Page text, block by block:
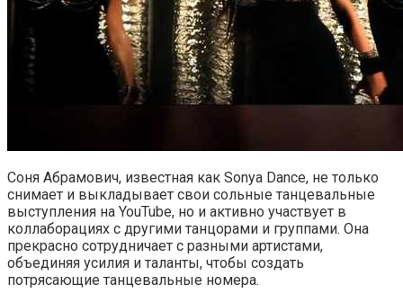
Соня Абрамович, известная как Sonya Dance, не только
снимает и выкладывает свои сольные танцевальные
выступления на YouTube, но и активно участвует в
коллаборациях с другими танцорами и группами. Она
прекрасно сотрудничает с разными артистами,
объединяя усилия и таланты, чтобы создать
потрясающие танцевальные номера.